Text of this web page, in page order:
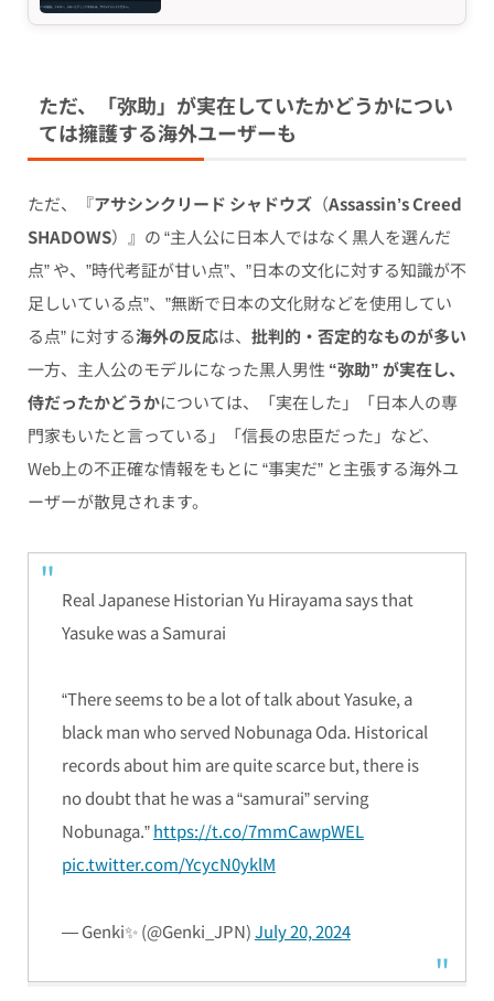
ただ、「弥助」が実在していたかどうかについ
ては擁護する海外ユーザーも
ただ、『アサシンクリード シャドウズ（Assassin’s Creed
SHADOWS）』の “主人公に日本人ではなく黒人を選んだ
点” や、”時代考証が甘い点”、”日本の文化に対する知識が不
足しいている点”、”無断で日本の文化財などを使用してい
る点” に対する海外の反応は、 批判的・否定的なものが多い
一方、主人公のモデルになった黒人男性 “弥助” が実在し、
侍だったかどうかについては、「実在した」「日本人の専
門家もいたと言っている」「信長の忠臣だった」など、
Web上の不正確な情報をもとに “事実だ” と主張する海外ユ
ーザーが散見されます。
Real Japanese Historian Yu Hirayama says that
Yasuke was a Samurai
“There seems to be a lot of talk about Yasuke, a
black man who served Nobunaga Oda. Historical
records about him are quite scarce but, there is
no doubt that he was a “samurai” serving
Nobunaga.”https://t.co/7mmCawpWEL
pic.twitter.com/YcycN0yklM
— Genki✨ (@Genki_JPN)July 20, 2024